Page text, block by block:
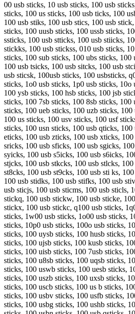
00 usb sticks, 10 usb sticks, 100 usb
sticks, 100 us sticks, 100 usb ticks, 100
100 usb stiks, 100 usb stics, 100 usb
sticks, 100 uusb sticks, 100 ussb sticks,
ssticks, 100 usb stticks, 100 usb stiicks,
stickks, 100 usb stickss, 010 usb sticks,
sticks, 100 sub sticks, 100 ubs sticks, 100
100 usb tsicks, 100 usb sitcks, 100 usb
usb sticsk, 100usb sticks, 100 usbsticks,
sticks, 1o0 usb sticks, 1p0 usb sticks, 10o
100 ysb sticks, 100 hsb sticks, 100 jsb
sticks, 100 7sb sticks, 100 8sb sticks,
sticks, 100 ueb sticks, 100 uzb sticks,
100 us sticks, 100 usv sticks, 100 usf
sticks, 100 usn sticks, 100 usb qticks,
eticks, 100 usb zticks, 100 usb xticks,
sricks, 100 usb sficks, 100 usb sgicks,
syicks, 100 usb s5icks, 100 usb s6icks,
stjcks, 100 usb stkcks, 100 usb stlcks,
st8cks, 100 usb st9cks, 100 usb sti ks,
100 usb stidks, 100 usb stifks, 100 usb
usb sticjs, 100 usb sticms, 100 usb sticls,
stickq, 100 usb stickw, 100 usb sticke,
stickx, 100 usb stickc, q100 usb sticks,
sticks, 1w00 usb sticks, 1o00 usb sticks,
sticks, 10p0 usb sticks, 100o usb sticks,
sticks, 100 uysb sticks, 100 husb sticks,
sticks, 100 ujsb sticks, 100 kusb sticks,
sticks, 100 uisb sticks, 100 7usb sticks,
sticks, 100 u8sb sticks, 100 uqsb sticks,
sticks, 100 uswb sticks, 100 uesb sticks,
sticks, 100 uszb sticks, 100 uxsb sticks,
sticks, 100 uscb sticks, 100 us b sticks,
sticks, 100 usbv sticks, 100 usfb sticks,
sticks, 100 usbg sticks, 100 ushb sticks,